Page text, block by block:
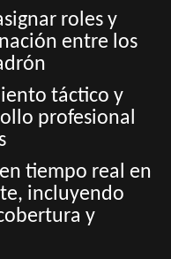
roles y
entre los
táctico y
profesional
tiempo real en
incluyendo
y